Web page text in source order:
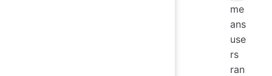
me
ans
use
rs
ran